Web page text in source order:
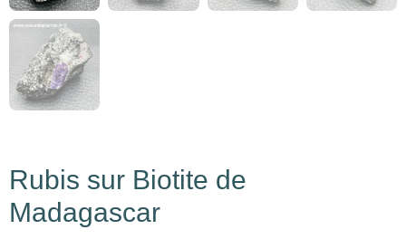
Rubis sur Biotite de
Madagascar